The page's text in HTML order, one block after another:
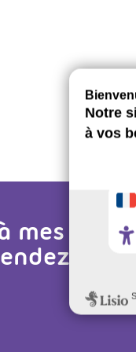
mes
vous